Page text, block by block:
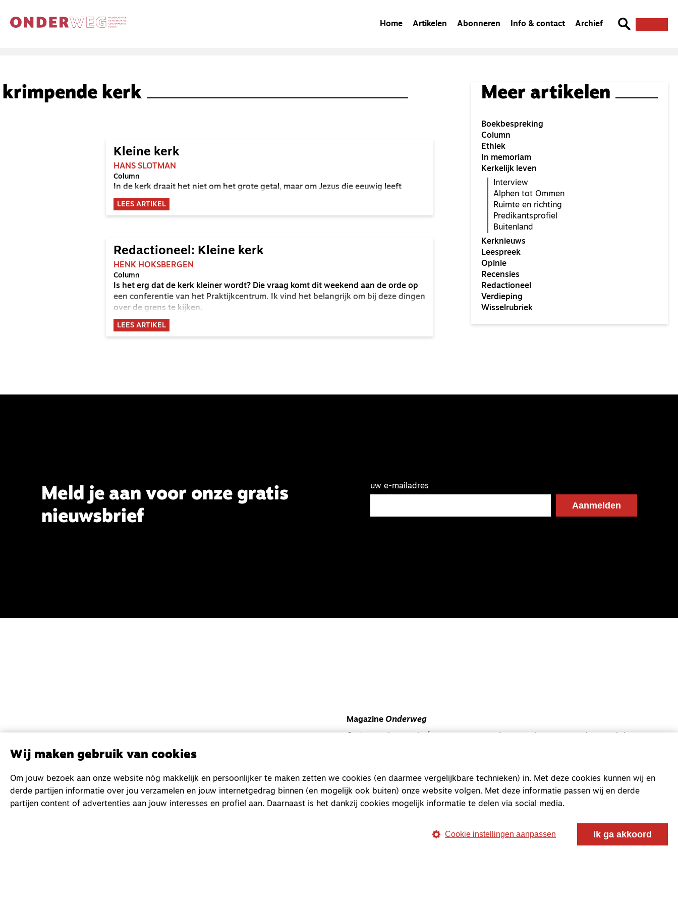
Home Artikelen Abonneren Info & contact Archief
krimpende kerk
Kleine kerk
HANS SLOTMAN
Column
In de kerk draait het niet om het grote getal, maar om Jezus die eeuwig leeft
LEES ARTIKEL
Redactioneel: Kleine kerk
HENK HOKSBERGEN
Column
Is het erg dat de kerk kleiner wordt? Die vraag komt dit weekend aan de orde op
een conferentie van het Praktijkcentrum. Ik vind het belangrijk om bij deze dingen
over de grens te kijken.
LEES ARTIKEL
Meer artikelen
Boekbespreking
Column
Ethiek
In memoriam
Kerkelijk leven
Interview
Alphen tot Ommen
Ruimte en richting
Predikantsprofiel
Buitenland
Kerknieuws
Leespreek
Opinie
Recensies
Redactioneel
Verdieping
Wisselrubriek
Meld je aan voor onze gratis
nieuwsbrief
uw e-mailadres
Magazine Onderweg
Magazine Onderweg
Kvk-nummer 33277063
NL46 INGB 0117 5827 86
Wij maken gebruik van cookies
Om jouw bezoek aan onze website nóg makkelijk en persoonlijker te maken zetten we cookies (en daarmee vergelijkbare technieken) in. Met deze cookies kunnen wij en
derde partijen informatie over jou verzamelen en jouw internetgedrag binnen (en mogelijk ook buiten) onze website volgen. Met deze informatie passen wij en derde
partijen content of advertenties aan jouw interesses en profiel aan. Daarnaast is het dankzij cookies mogelijk informatie te delen via social media.
Cookie instellingen aanpassen Ik ga akkoord